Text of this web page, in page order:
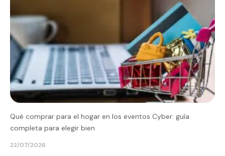
Qué comprar para el hogar en los eventos Cyber: guía
completa para elegir bien
22/07/2026